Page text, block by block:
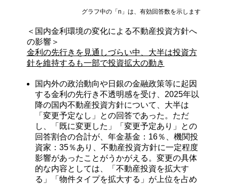
グラフ中の「n」は、有効回答数を示します
＜国内金利環境の変化による不動産投資方針へ
の影響＞
金利の先行きを見通しづらい中、大半は投資方
針を維持するも一部で投資拡大の動き
国内外の政治動向や日銀の金融政策等に起因
する金利の先行き不透明感を受け、2025年以
降の国内不動産投資方針について、大半は
「変更予定なし」との回答であった。ただ
し、「既に変更した」「変更予定あり」との
回答割合の合計が、年金基金：16％、機関投
資家：35％あり、不動産投資方針に一定程度
影響があったことがうかがえる。変更の具体
的な内容としては、「不動産投資を拡大す
る」「物件タイプを拡大する」が上位を占め